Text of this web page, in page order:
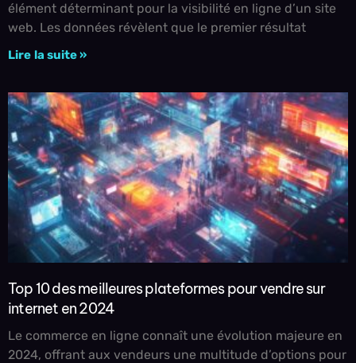
élément déterminant pour la visibilité en ligne d’un site
web. Les données révèlent que le premier résultat
Lire la suite »
Top 10 des meilleures plateformes pour vendre sur
internet en 2024
Le commerce en ligne connaît une évolution majeure en
2024, offrant aux vendeurs une multitude d’options pour